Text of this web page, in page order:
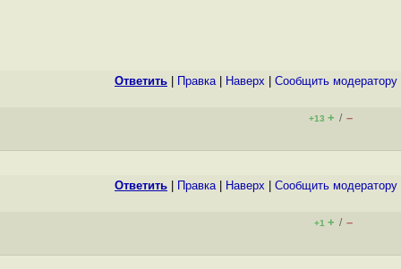
Ответить Правка| Наверх Cообщить модератору
+13 + / –
Ответить Правка| Наверх Cообщить модератору
+1 + / –